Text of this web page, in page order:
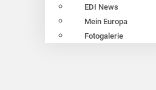
EDI News
Mein Europa
Fotogalerie